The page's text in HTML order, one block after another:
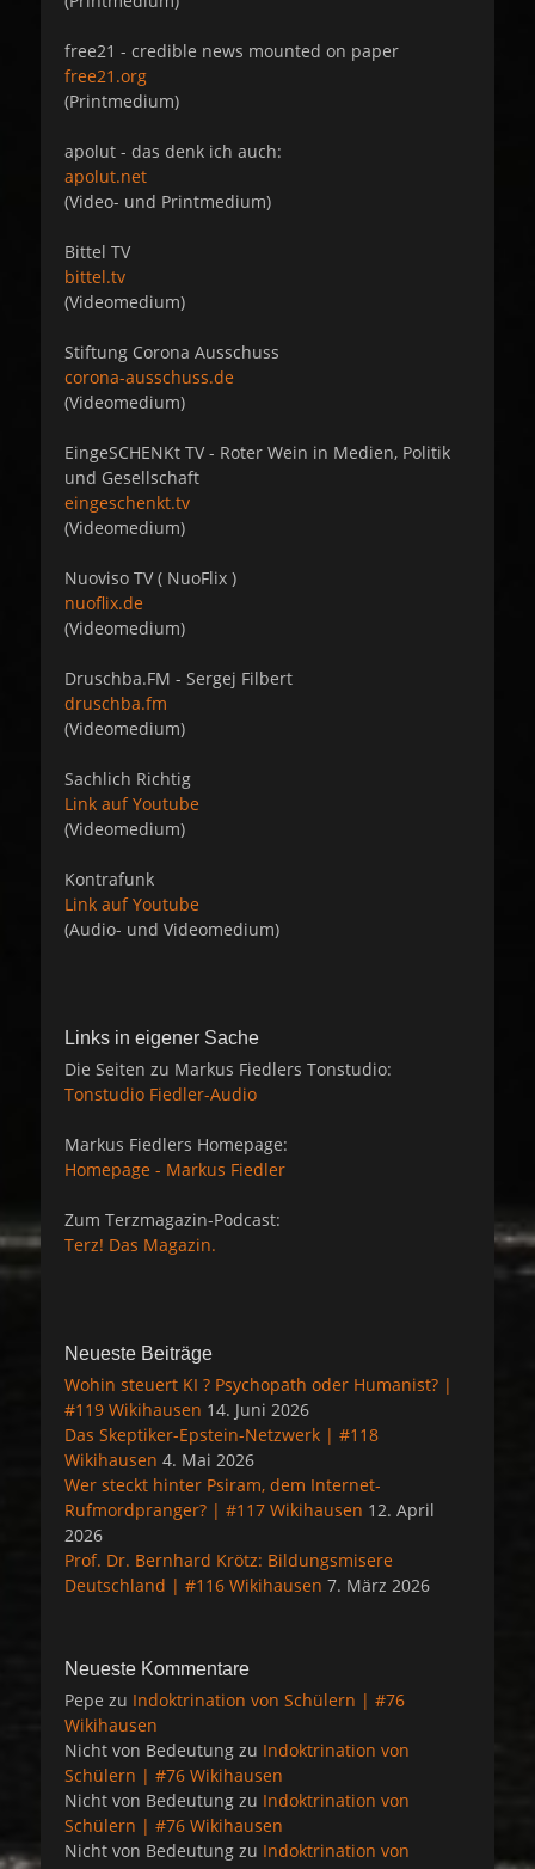
free21 - credible news mounted on paper
free21.org
(Printmedium)
apolut - das denk ich auch:
apolut.net
(Video- und Printmedium)
Bittel TV
bittel.tv
(Videomedium)
Stiftung Corona Ausschuss
corona-ausschuss.de
(Videomedium)
EingeSCHENKt TV - Roter Wein in Medien, Politik
und Gesellschaft
eingeschenkt.tv
(Videomedium)
Nuoviso TV ( NuoFlix )
nuoflix.de
(Videomedium)
Druschba.FM - Sergej Filbert
druschba.fm
(Videomedium)
Sachlich Richtig
Link auf Youtube
(Videomedium)
Kontrafunk
Link auf Youtube
(Audio- und Videomedium)
Links in eigener Sache
Die Seiten zu Markus Fiedlers Tonstudio:
Tonstudio Fiedler-Audio
Markus Fiedlers Homepage:
Homepage - Markus Fiedler
Zum Terzmagazin-Podcast:
Terz! Das Magazin.
Neueste Beiträge
Wohin steuert KI ? Psychopath oder Humanist? |
#119 Wikihausen 14. Juni 2026
Das Skeptiker-Epstein-Netzwerk | #118
Wikihausen 4. Mai 2026
Wer steckt hinter Psiram, dem Internet-
Rufmordpranger? | #117 Wikihausen 12. April
2026
Prof. Dr. Bernhard Krötz: Bildungsmisere
Deutschland | #116 Wikihausen 7. März 2026
Neueste Kommentare
Pepe zu Indoktrination von Schülern | #76
Wikihausen
Nicht von Bedeutung zu Indoktrination von
Schülern | #76 Wikihausen
Nicht von Bedeutung zu Indoktrination von
Schülern | #76 Wikihausen
Nicht von Bedeutung zu Indoktrination von